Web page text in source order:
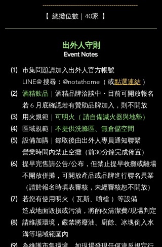
-----------------------------------------------
【 總攤位數｜40家 】
Event Notes
出外人守則
(1)
(2)
(3)
(4)
(5)
(6)
(7)
(8)
市集問題請加入出外人官方帳號
LINE@ 搜尋：@notathome（ 或點選連結 ）
酒精飲品 ｜ 酒精品牌洽談中・目前可開放報名
若 6 月底確認若有贊助品牌加入，則不開放
用火規範｜ 可明火（ 請自備滅火器與地墊）
區域規範｜ 不提供洗滌區、 無倉儲空間
設備加購｜錄取後由出外人專員通知聯繫
營業時間內禁止空攤（前30分鐘完成佈置）
提早完售請公告/公布，但禁止提早收攤或離場
不開放併攤，可開放產品或品牌進行聯名異業
（請於報名時填表審核，未經審核恕不開放）
若您有使用明火（ 瓦斯、噴槍 ）等設備
造成地面毀損或污漬，將酌收清潔費/現場判定
請維護環境，嚴禁將廢油、廚餘、冰塊倒入水
溝等場域範圍內